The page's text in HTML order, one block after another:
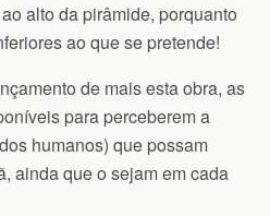
alto da pirâmide, porquanto
ao que se pretende!
de mais esta obra, as
para perceberem a
humanos) que possam
ainda que o sejam em cada